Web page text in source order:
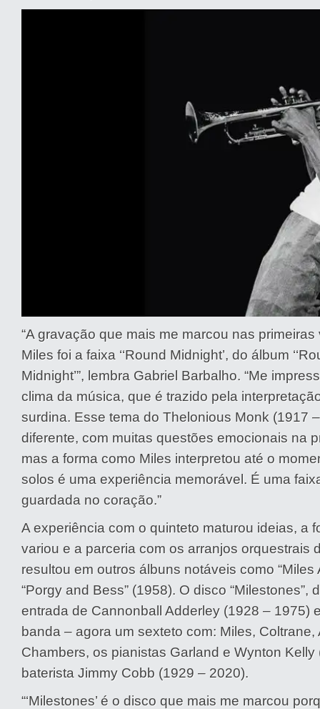
“A gravação que mais me marcou nas
Miles foi a faixa ‘‘Round Midnight’, do álbum
Midnight’”, lembra Gabriel Barbalho. “Me
clima da música, que é trazido pela
surdina. Esse tema do Thelonious Monk (1917
diferente, com muitas questões emocionais na
mas a forma como Miles interpretou até o
solos é uma experiência memorável. É uma
guardada no coração.”
A experiência com o quinteto maturou ideias, a
variou e a parceria com os arranjos orquestrais
resultou em outros álbuns notáveis como “Miles
“Porgy and Bess” (1958). O disco “Milestones”,
entrada de Cannonball Adderley (1928 – 1975)
banda – agora um sexteto com: Miles, Coltrane,
Chambers, os pianistas Garland e Wynton
baterista Jimmy Cobb (1929 – 2020).
“‘Milestones’ é o disco que mais me marcou